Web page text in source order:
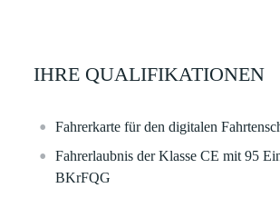
IHRE QUALIFIKATIONEN
Fahrerkarte für den digitalen
Fahrerlaubnis der Klasse CE mit 95
BKrFQG